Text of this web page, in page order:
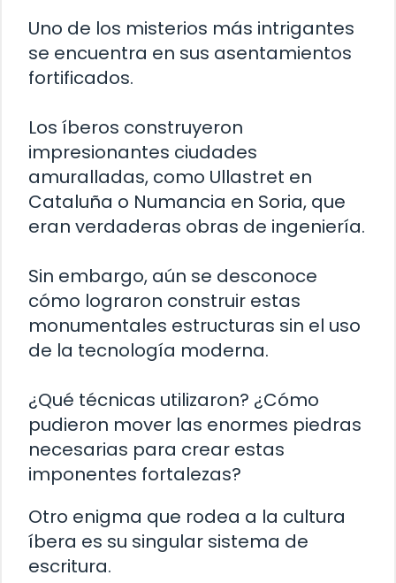
Uno de los misterios más intrigantes
se encuentra en sus asentamientos
fortificados.
Los íberos construyeron
impresionantes ciudades
amuralladas, como Ullastret en
Cataluña o Numancia en Soria, que
eran verdaderas obras de ingeniería.
Sin embargo, aún se desconoce
cómo lograron construir estas
monumentales estructuras sin el uso
de la tecnología moderna.
¿Qué técnicas utilizaron? ¿Cómo
pudieron mover las enormes piedras
necesarias para crear estas
imponentes fortalezas?
Otro enigma que rodea a la cultura
íbera es su singular sistema de
escritura.